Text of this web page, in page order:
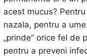
acest mucus?
nazala, pentru a
„prinde” orice fel de
pentru a preveni